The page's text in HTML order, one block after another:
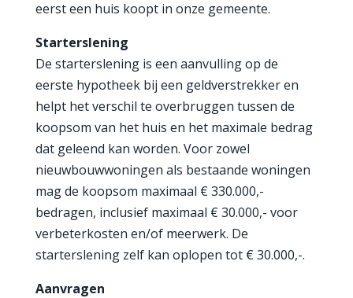
eerst een huis koopt in onze gemeente.
Starterslening
De starterslening is een aanvulling op de
eerste hypotheek bij een geldverstrekker en
helpt het verschil te overbruggen tussen de
koopsom van het huis en het maximale bedrag
dat geleend kan worden. Voor zowel
nieuwbouwwoningen als bestaande woningen
mag de koopsom maximaal € 330.000,-
bedragen, inclusief maximaal € 30.000,- voor
verbeterkosten en/of meerwerk. De
starterslening zelf kan oplopen tot € 30.000,-.
Aanvragen